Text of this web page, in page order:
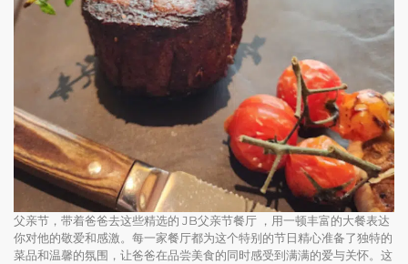
父亲节，带着爸爸去这些精选的 JB父亲节餐厅 ，用一顿丰富的大餐表达
你对他的敬爱和感激。每一家餐厅都为这个特别的节日精心准备了独特的
菜品和温馨的氛围，让爸爸在品尝美食的同时感受到满满的爱与关怀。这